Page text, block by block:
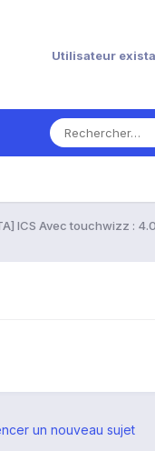
Utilisateur
ICS Avec touchwizz :
un nouveau sujet